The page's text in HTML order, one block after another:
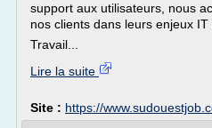
support aux utilisateurs, nous
nos clients dans leurs enjeux IT
Travail...
Lire la suite
Site : https://